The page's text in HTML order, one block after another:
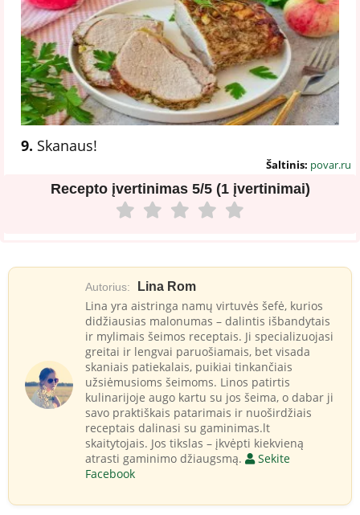
9. Skanaus!
Šaltinis: povar.ru
Recepto įvertinimas 5/5 (1 įvertinimai)
Autorius: Lina Rom
Lina yra aistringa namų virtuvės šefė, kurios
didžiausias malonumas – dalintis išbandytais
ir mylimais šeimos receptais. Ji specializuojasi
greitai ir lengvai paruošiamais, bet visada
skaniais patiekalais, puikiai tinkančiais
užsiėmusioms šeimoms. Linos patirtis
kulinarijoje augo kartu su jos šeima, o dabar ji
savo praktiškais patarimais ir nuoširdžiais
receptais dalinasi su gaminimas.lt
skaitytojais. Jos tikslas – įkvėpti kiekvieną
atrasti gaminimo džiaugsmą.
Sekite
Facebook